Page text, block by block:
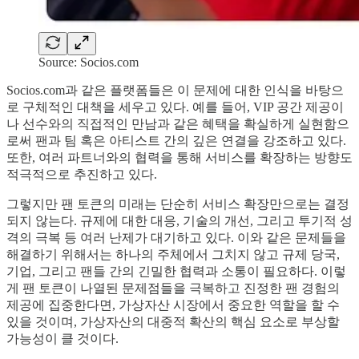
Source: Socios.com
Socios.com과 같은 플랫폼들은 이 문제에 대한 인식을 바탕으
로 구체적인 대책을 세우고 있다. 예를 들어, VIP 공간 제공이
나 선수와의 직접적인 만남과 같은 혜택을 확실하게 실현함으
로써 팬과 팀 혹은 아티스트 간의 깊은 연결을 강조하고 있다.
또한, 여러 파트너와의 협력을 통해 서비스를 확장하는 방향도
적극적으로 추진하고 있다.
그렇지만 팬 토큰의 미래는 단순히 서비스 확장만으로는 결정
되지 않는다. 규제에 대한 대응, 기술의 개선, 그리고 투기적 성
격의 극복 등 여러 난제가 대기하고 있다. 이와 같은 문제들을
해결하기 위해서는 하나의 주체에서 그치지 않고 규제 당국,
기업, 그리고 팬들 간의 긴밀한 협력과 소통이 필요하다. 이렇
게 팬 토큰이 나열된 문제점들을 극복하고 진정한 팬 경험의
제공에 집중한다면, 가상자산 시장에서 중요한 역할을 할 수
있을 것이며, 가상자산의 대중적 확산의 핵심 요소로 부상할
가능성이 클 것이다.